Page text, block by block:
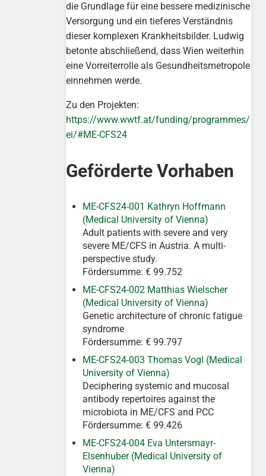
die Grundlage für eine bessere medizinische
Versorgung und ein tieferes Verständnis
dieser komplexen Krankheitsbilder. Ludwig
betonte abschließend, dass Wien weiterhin
eine Vorreiterrolle als Gesundheitsmetropole
einnehmen werde.
Zu den Projekten:
https://www.wwtf.at/funding/programmes/
ei/#ME-CFS24
Geförderte Vorhaben
ME-CFS24-001 Kathryn Hoffmann
(Medical University of Vienna)
Adult patients with severe and very
severe ME/CFS in Austria. A multi-
perspective study.
Fördersumme: € 99.752
ME-CFS24-002 Matthias Wielscher
(Medical University of Vienna)
Genetic architecture of chronic fatigue
syndrome
Fördersumme: € 99.797
ME-CFS24-003 Thomas Vogl (Medical
University of Vienna)
Deciphering systemic and mucosal
antibody repertoires against the
microbiota in ME/CFS and PCC
Fördersumme: € 99.426
ME-CFS24-004 Eva Untersmayr-
Elsenhuber (Medical University of
Vienna)